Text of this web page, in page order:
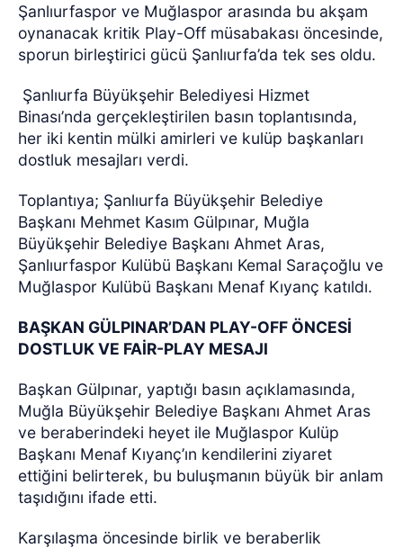
Şanlıurfaspor ve Muğlaspor arasında bu akşam
oynanacak kritik Play-Off müsabakası öncesinde,
sporun birleştirici gücü Şanlıurfa’da tek ses oldu.
Şanlıurfa Büyükşehir Belediyesi Hizmet
Binası’nda gerçekleştirilen basın toplantısında,
her iki kentin mülki amirleri ve kulüp başkanları
dostluk mesajları verdi.
Toplantıya; Şanlıurfa Büyükşehir Belediye
Başkanı Mehmet Kasım Gülpınar, Muğla
Büyükşehir Belediye Başkanı Ahmet Aras,
Şanlıurfaspor Kulübü Başkanı Kemal Saraçoğlu ve
Muğlaspor Kulübü Başkanı Menaf Kıyanç katıldı.
BAŞKAN GÜLPINAR’DAN PLAY-OFF ÖNCESİ
DOSTLUK VE FAİR-PLAY MESAJI
Başkan Gülpınar, yaptığı basın açıklamasında,
Muğla Büyükşehir Belediye Başkanı Ahmet Aras
ve beraberindeki heyet ile Muğlaspor Kulüp
Başkanı Menaf Kıyanç’ın kendilerini ziyaret
ettiğini belirterek, bu buluşmanın büyük bir anlam
taşıdığını ifade etti.
Karşılaşma öncesinde birlik ve beraberlik